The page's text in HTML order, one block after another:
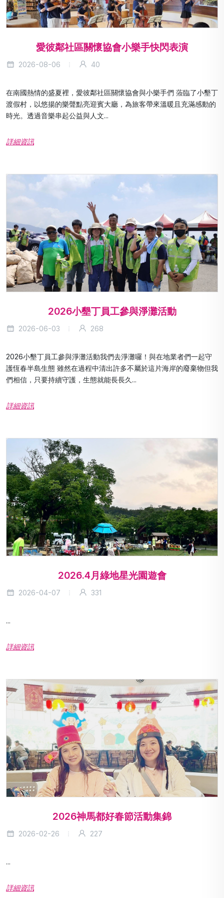
愛彼鄰社區關懷協會小樂手快閃表演
2026-08-06 40
在南國熱情的盛夏裡，愛彼鄰社區關懷協會與小樂手們 蒞臨了小墾丁
渡假村，以悠揚的樂聲點亮迎賓大廳，為旅客帶來溫暖且充滿感動的
時光。透過音樂串起公益與人文...
詳細資訊
2026小墾丁員工參與淨灘活動
2026-06-03 268
2026小墾丁員工參與淨灘活動我們去淨灘囉！與在地業者們一起守
護恆春半島生態 雖然在過程中清出許多不屬於這片海岸的廢棄物但我
們相信，只要持續守護，生態就能長長久...
詳細資訊
2026.4月綠地星光園遊會
2026-04-07 331
...
詳細資訊
2026神馬都好春節活動集錦
2026-02-26 227
...
詳細資訊